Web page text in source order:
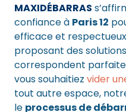
MAXIDÉBARRAS
confiance à Paris 12
efficace et
proposant des
correspondent
vous souhaitiez vider
tout autre espace,
le processus de